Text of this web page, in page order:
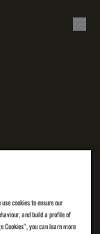
cookies to ensure our
and build a profile of
Cookies”, you can learn more